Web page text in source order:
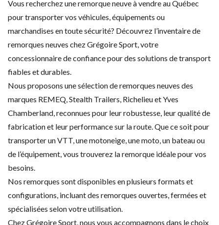
Vous recherchez une remorque neuve à vendre au Québec
pour transporter vos véhicules, équipements ou
marchandises en toute sécurité? Découvrez l’inventaire de
remorques neuves chez Grégoire Sport, votre
concessionnaire de confiance pour des solutions de transport
fiables et durables.
Nous proposons une sélection de remorques neuves des
marques REMEQ, Stealth Trailers, Richelieu et Yves
Chamberland, reconnues pour leur robustesse, leur qualité de
fabrication et leur performance sur la route. Que ce soit pour
transporter un VTT, une motoneige, une moto, un bateau ou
de l’équipement, vous trouverez la remorque idéale pour vos
besoins.
Nos remorques sont disponibles en plusieurs formats et
configurations, incluant des remorques ouvertes, fermées et
spécialisées selon votre utilisation.
Chez Grégoire Sport, nous vous accompagnons dans le choix